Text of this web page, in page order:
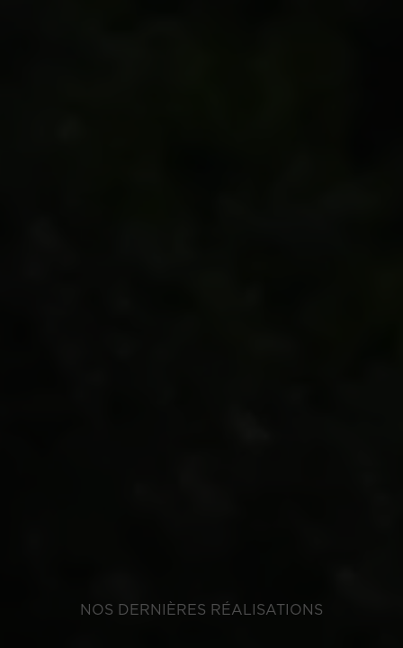
NOS DERNIÈRES RÉALISATIONS